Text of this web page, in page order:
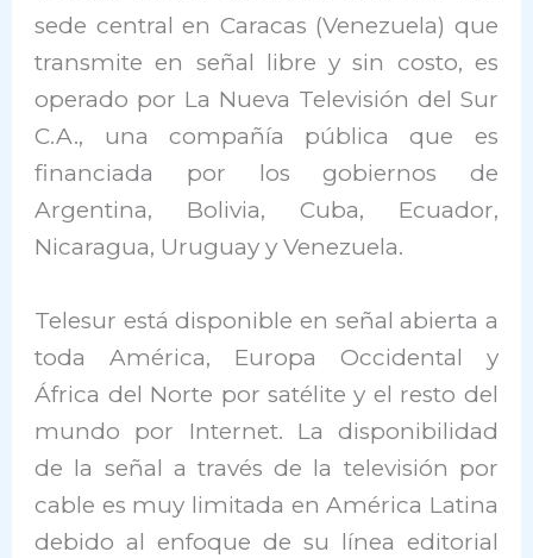
sede central en Caracas (Venezuela) que
transmite en señal libre y sin costo, es
operado por La Nueva Televisión del Sur
C.A., una compañía pública que es
financiada por los gobiernos de
Argentina, Bolivia, Cuba, Ecuador,
Nicaragua, Uruguay y Venezuela.
Telesur está disponible en señal abierta a
toda América, Europa Occidental y
África del Norte por satélite y el resto del
mundo por Internet. La disponibilidad
de la señal a través de la televisión por
cable es muy limitada en América Latina
debido al enfoque de su línea editorial